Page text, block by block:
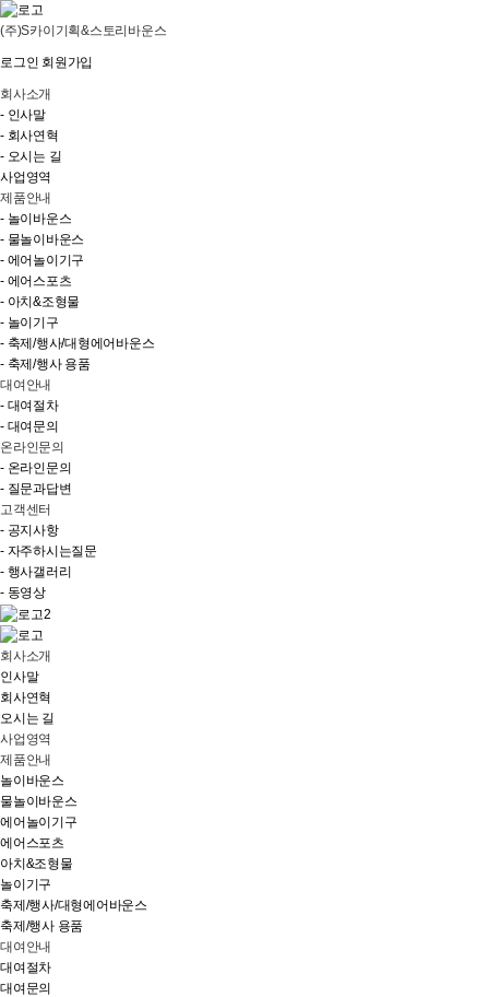
(주)S카이기획&스토리바운스
로그인 회원가입
회사소개
- 인사말
- 회사연혁
- 오시는 길
사업영역
제품안내
- 놀이바운스
- 물놀이바운스
- 에어놀이기구
- 에어스포츠
- 아치&조형물
- 놀이기구
- 축제/행사/대형에어바운스
- 축제/행사 용품
대여안내
- 대여절차
- 대여문의
온라인문의
- 온라인문의
- 질문과답변
고객센터
- 공지사항
- 자주하시는질문
- 행사갤러리
- 동영상
회사소개
인사말
회사연혁
오시는 길
사업영역
제품안내
놀이바운스
물놀이바운스
에어놀이기구
에어스포츠
아치&조형물
놀이기구
축제/행사/대형에어바운스
축제/행사 용품
대여안내
대여절차
대여문의